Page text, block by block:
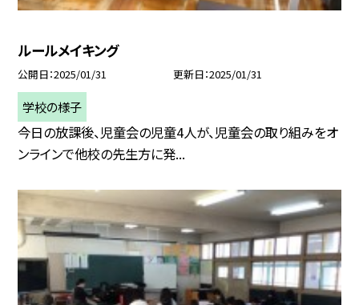
ルールメイキング
公開日 2025/01/31 更新日 2025/01/31
学校の様子
今日の放課後、児童会の児童4人が、児童会の取り組みをオ
ンラインで他校の先生方に発...